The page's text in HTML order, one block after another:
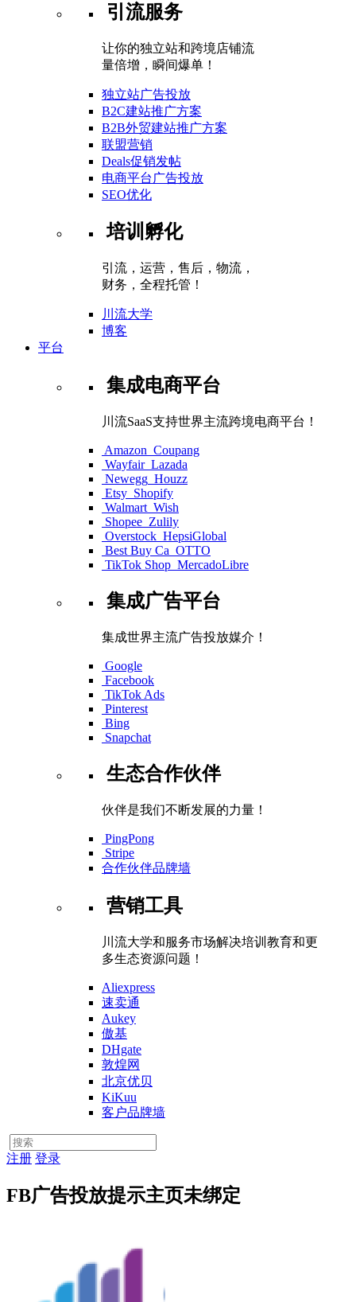
引流服务
让你的独立站和跨境店铺流
量倍增，瞬间爆单！
独立站广告投放
B2C建站推广方案
B2B外贸建站推广方案
联盟营销
Deals促销发帖
电商平台广告投放
SEO优化
培训孵化
引流，运营，售后，物流，
财务，全程托管！
川流大学
博客
平台
集成电商平台
川流SaaS支持世界主流跨境电商平台！
Amazon Coupang
Wayfair Lazada
Newegg Houzz
Etsy Shopify
Walmart Wish
Shopee Zulily
Overstock HepsiGlobal
Best Buy Ca OTTO
TikTok Shop MercadoLibre
集成广告平台
集成世界主流广告投放媒介！
Google
Facebook
TikTok Ads
Pinterest
Bing
Snapchat
生态合作伙伴
伙伴是我们不断发展的力量！
PingPong
Stripe
合作伙伴品牌墙
营销工具
川流大学和服务市场解决培训教育和更
多生态资源问题！
Aliexpress
速卖通
Aukey
傲基
DHgate
敦煌网
北京优贝
KiKuu
客户品牌墙
注册 登录
FB广告投放提示主页未绑定